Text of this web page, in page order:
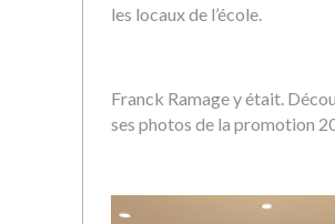
les locaux de l’école.
Franck Ramage y était.
ses photos de la promotion